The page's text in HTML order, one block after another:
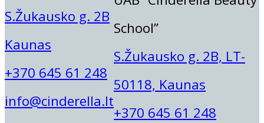
Direktorė Neringa Ankudavičienė
Eglė Jarašūnienė
Gintarė Andriuškienė
Gintarė Litvinienė
Gintarė Mickuvienė
Iveta Jarumbauskienė
Lami
ITALWAX DEPILIACIJOS
10,90€
S.Žukausko g. 2B
Kaunas
+370 645 61 248
info@cinderella.lt
School”
S.Žukausko g. 2B, LT-
50118, Kaunas
+370 645 61 248